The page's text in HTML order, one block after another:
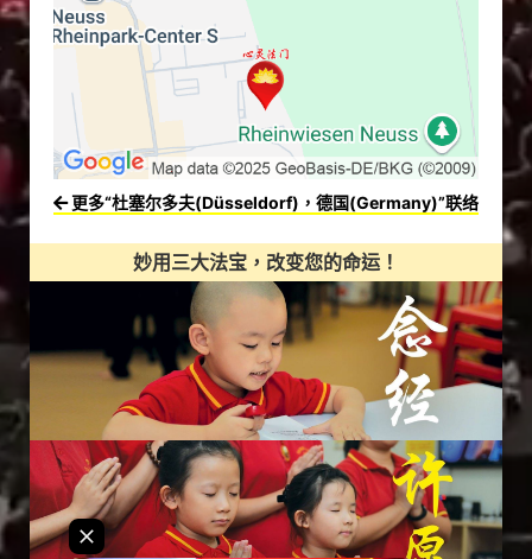
更多“杜塞尔多夫(Düsseldorf)，德国(Germany)”联络
妙用三大法宝，改变您的命运！